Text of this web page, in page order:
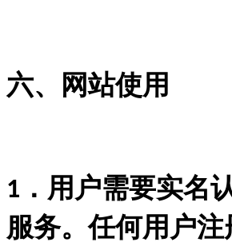
六、网站使用
1 ．用户需要实名
服务。任何用户